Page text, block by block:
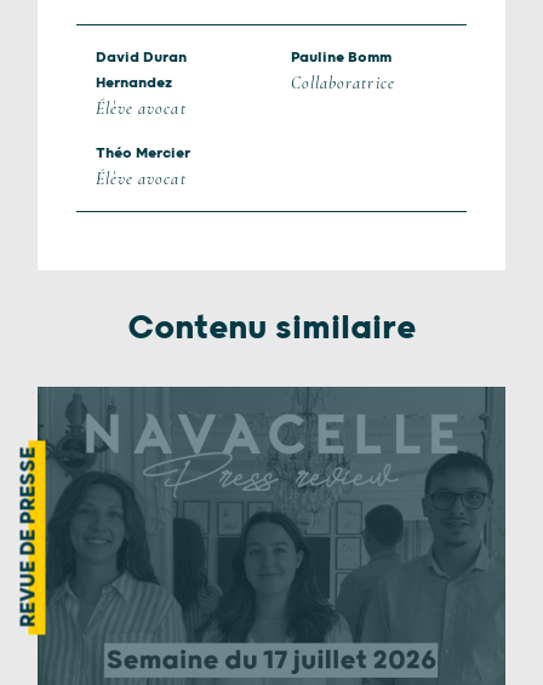
David Duran
Hernandez
Élève avocat
Pauline Bomm
Collaboratrice
Théo Mercier
Élève avocat
Contenu similaire
REVUE DE PRESSE